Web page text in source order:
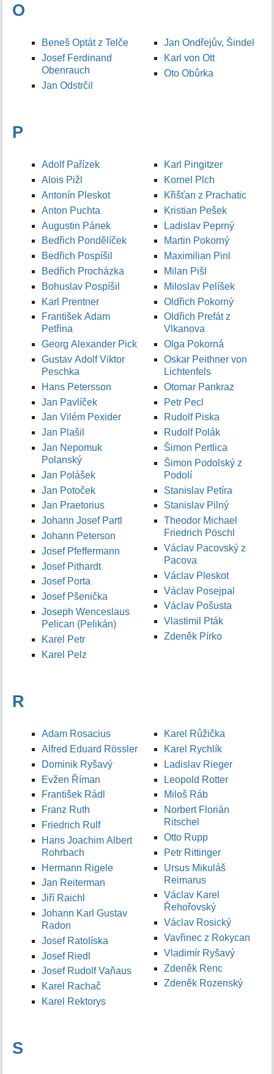
O
Beneš Optát z Telče
Josef Ferdinand
Obenrauch
Jan Odstrčil
Jan Ondřejův, Šindel
Karl von Ott
Oto Obůrka
P
Adolf Pařízek
Alois Pižl
Antonín Pleskot
Anton Puchta
Augustin Pánek
Bedřich Pondělíček
Bedřich Pospíšil
Bedřich Procházka
Bohuslav Pospíšil
Karl Prentner
František Adam
Petřina
Georg Alexander Pick
Gustav Adolf Viktor
Peschka
Hans Petersson
Jan Pavlíček
Jan Vilém Pexider
Jan Plašil
Jan Nepomuk
Polanský
Jan Polášek
Jan Potoček
Jan Praetorius
Johann Josef Partl
Johann Peterson
Josef Pfeffermann
Josef Pithardt
Josef Porta
Josef Pšenička
Joseph Wenceslaus
Pelican (Pelikán)
Karel Petr
Karel Pelz
Karl Pingitzer
Kornel Plch
Křišťan z Prachatic
Kristian Pešek
Ladislav Peprný
Martin Pokorný
Maximilian Pinl
Milan Pišl
Miloslav Pelíšek
Oldřich Pokorný
Oldřich Prefát z
Vlkanova
Olga Pokorná
Oskar Peithner von
Lichtenfels
Otomar Pankraz
Petr Pecl
Rudolf Piska
Rudolf Polák
Šimon Pertlica
Šimon Podolský z
Podolí
Stanislav Petíra
Stanislav Pilný
Theodor Michael
Friedrich Pöschl
Václav Pacovský z
Pacova
Václav Pleskot
Václav Posejpal
Václav Pošusta
Vlastimil Pták
Zdeněk Pírko
R
Adam Rosacius
Alfred Eduard Rössler
Dominik Ryšavý
Evžen Říman
František Rádl
Franz Ruth
Friedrich Rulf
Hans Joachim Albert
Rohrbach
Hermann Rigele
Jan Reiterman
Jiří Raichl
Johann Karl Gustav
Radon
Josef Ratolíska
Josef Riedl
Josef Rudolf Vaňaus
Karel Rachač
Karel Rektorys
Karel Růžička
Karel Rychlík
Ladislav Rieger
Leopold Rotter
Miloš Ráb
Norbert Florián
Ritschel
Otto Rupp
Petr Rittinger
Ursus Mikuláš
Reimarus
Václav Karel
Řehořovský
Václav Rosický
Vavřinec z Rokycan
Vladimír Ryšavý
Zdeněk Renc
Zdeněk Rozenský
S